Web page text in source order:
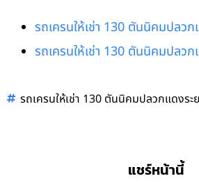
รถเครนให้เช่า 130 ตันนิคมปลวก
รถเครนให้เช่า 130 ตันนิคมปลวก
รถเครนให้เช่า 130 ตันนิคมปลวกแดงระ
แชร์หน้านี้